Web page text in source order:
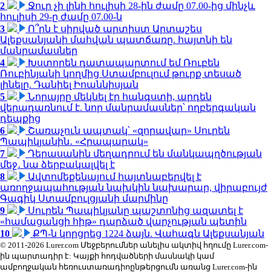
2
Ջուր չի լինի հուլիսի 28-ին ժամը 07.00-ից մինչև
հուլիսի 29-ը ժամը 07.00-ն
3
Ո՞րն է սիրված արտիստ Արտաշես
Ալեքսանյանի մահվան պատճառը. հայտնի են
մանրամասներ
4
Խստորեն դատապարտում եմ Ռուբեն
Ռուբինյանի կողմից Ստամբուլում թուրք տեսած
լինելը. Դանիել Իոաննիսյան
5
Նորայրը մեկնել էր հանգստի, արդեն
վերադառնում է. նոր մանրամասներ՝ ողբերգական
դեպքից
6
Շառաչուն ապտակ՝ «զորավար» Սուրեն
Պապիկյանին․ «Հրապարակ»
7
Դերասանին մեղադրում են մանկապղծության
մեջ․ նա ձերբակալվել է
8
Ավտոմեքենայում հայտնաբերվել է
առողջապահության նախկին նախարար, վիրաբույժ
Գագիկ Ստամբուլցյանի մարմինը
9
Սուրեն Պապիկյանը պաշտոնից ազատել է
«համացանցի հիթ» դարձած վարչության պետին
10
ՔՊ-ն կորցրեց 1224 ձայն. Վահագն Ալեքսանյան
© 2011-2026 Lurer.com Մեջբերումներ անելիս ակտիվ հղումը Lurer.com-
ին պարտադիր է: Կայքի հոդվածների մասնակի կամ
ամբողջական հեռուստառադիոընթերցումն առանց Lurer.com-ին